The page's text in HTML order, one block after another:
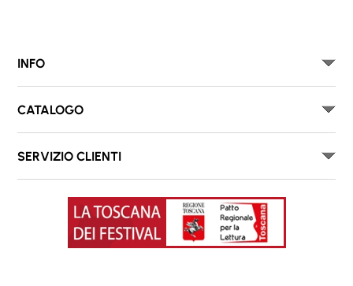
INFO
CATALOGO
SERVIZIO CLIENTI